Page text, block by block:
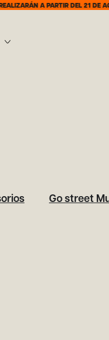
A PARTIR DEL 21 DE
Go street